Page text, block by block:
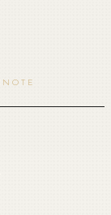
NOTE